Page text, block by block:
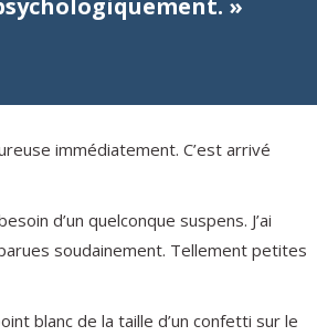
immédiatement. C’est arrivé
d’un quelconque suspens. J’ai
soudainement. Tellement petites
blanc de la taille d’un confetti sur le